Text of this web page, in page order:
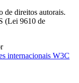
de direitos autorais.
9610 de